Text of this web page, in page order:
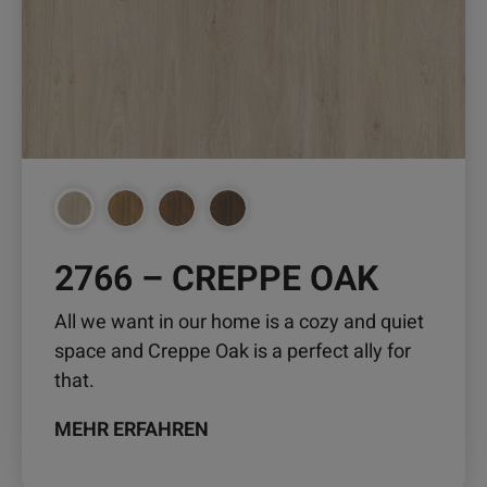
2766 – CREPPE OAK
All we want in our home is a cozy and quiet
space and Creppe Oak is a perfect ally for
that.
MEHR ERFAHREN
Produktseite
gewählt
werden